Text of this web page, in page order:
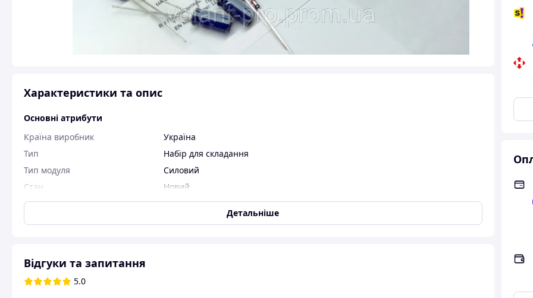
Характеристики та опис
Основні атрибути
Країна виробник
Україна
Тип
Набір для складання
Тип модуля
Силовий
Стан
Новий
Довжина
72 мм
Ширина
Технічний стан
КІТ, набір для самостійного складання стерео підсилювача 2 каналу по 100 Вт на мікросхемах TDA7294
Детальніше
Відгуки та запитання
5.0